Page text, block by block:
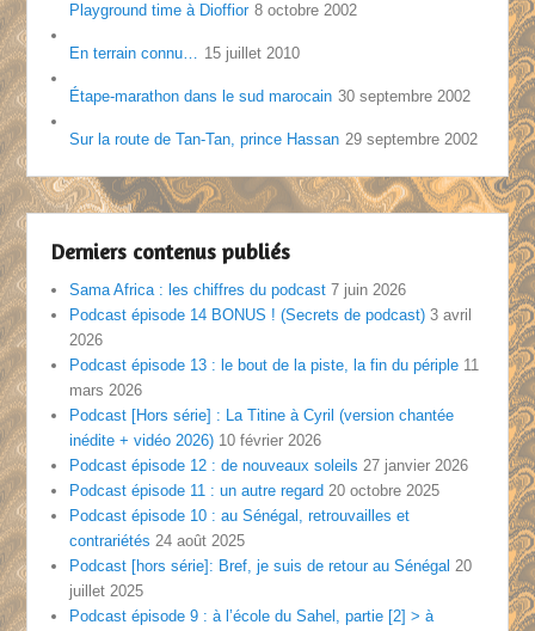
Playground time à Dioffior 8 octobre 2002
En terrain connu… 15 juillet 2010
Étape-marathon dans le sud marocain 30 septembre 2002
Sur la route de Tan-Tan, prince Hassan 29 septembre 2002
Derniers contenus publiés
Sama Africa : les chiffres du podcast 7 juin 2026
Podcast épisode 14 BONUS ! (Secrets de podcast) 3 avril
2026
Podcast épisode 13 : le bout de la piste, la fin du périple 11
mars 2026
Podcast [Hors série] : La Titine à Cyril (version chantée
inédite + vidéo 2026) 10 février 2026
Podcast épisode 12 : de nouveaux soleils 27 janvier 2026
Podcast épisode 11 : un autre regard 20 octobre 2025
Podcast épisode 10 : au Sénégal, retrouvailles et
contrariétés 24 août 2025
Podcast [hors série]: Bref, je suis de retour au Sénégal 20
juillet 2025
Podcast épisode 9 : à l’école du Sahel, partie [2] > à